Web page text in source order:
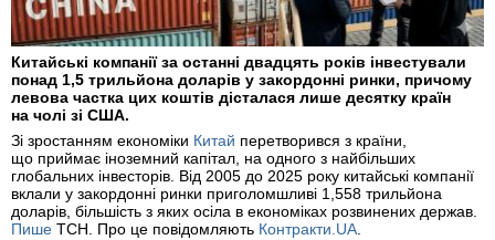
Китайські компанії за останні двадцять років інвестували
понад 1,5 трильйона доларів у закордонні ринки, причому
левова частка цих коштів дісталася лише десятку країн
на чолі зі США.
Зі зростанням економіки Китай перетворився з країни,
що приймає іноземний капітал, на одного з найбільших
глобальних інвесторів. Від 2005 до 2025 року китайські компанії
вклали у закордонні ринки приголомшливі 1,558 трильйона
доларів, більшість з яких осіла в економіках розвинених держав.
Пише ТСН. Про це повідомляють Контракти.UA.